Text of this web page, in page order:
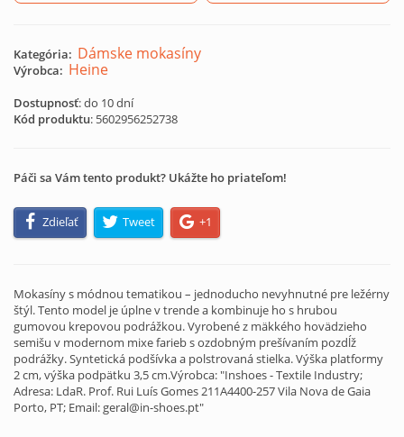
Kategória: Dámske mokasíny
Výrobca: Heine
Dostupnosť: do 10 dní
Kód produktu: 5602956252738
Páči sa Vám tento produkt? Ukážte ho priateľom!
Zdieľať Tweet +1
Mokasíny s módnou tematikou – jednoducho nevyhnutné pre ležérny
štýl. Tento model je úplne v trende a kombinuje ho s hrubou
gumovou krepovou podrážkou. Vyrobené z mäkkého hovädzieho
semišu v modernom mixe farieb s ozdobným prešívaním pozdĺž
podrážky. Syntetická podšívka a polstrovaná stielka. Výška platformy
2 cm, výška podpätku 3,5 cm.Výrobca: "Inshoes - Textile Industry;
Adresa: LdaR. Prof. Rui Luís Gomes 211A4400-257 Vila Nova de Gaia
Porto, PT; Email: geral@in-shoes.pt"